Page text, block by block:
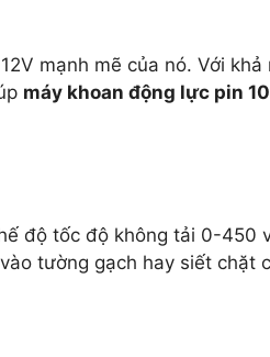
mạnh mẽ của nó. Với
máy khoan động lực pin
độ tốc độ không tải 0-450
tường gạch hay siết chặt